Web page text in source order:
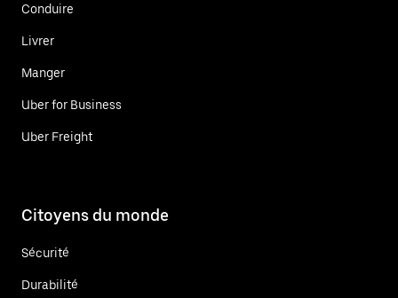
Conduire
Livrer
Manger
Uber for Business
Uber Freight
Citoyens du monde
Sécurité
Durabilité